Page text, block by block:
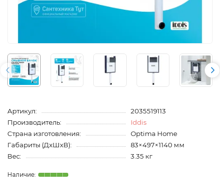
Артикул:
2035519113
Производитель:
Iddis
Страна изготовления:
Optima Home
Габариты (ДхШхВ):
83×497×1140 мм
Вес:
3.35 кг